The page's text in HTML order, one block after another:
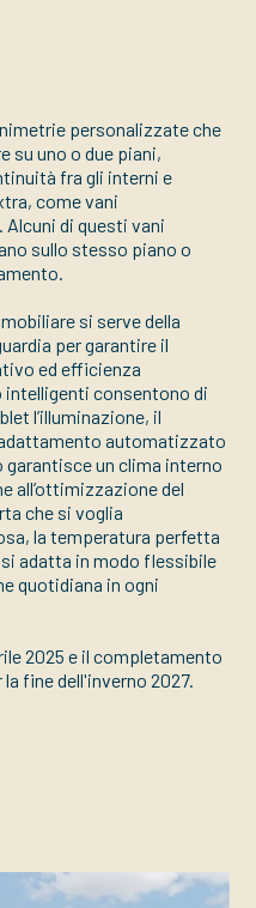
personalizzate che
su uno o due piani,
fra gli interni e
come vani
di questi vani
sullo stesso piano o
si serve della
per garantire il
ed efficienza
consentono di
l’illuminazione, il
automatizzato
garantisce un clima interno
all’ottimizzazione del
che si voglia
la temperatura perfetta
adatta in modo flessibile
quotidiana in ogni
2025 e il completamento
fine dell'inverno 2027.